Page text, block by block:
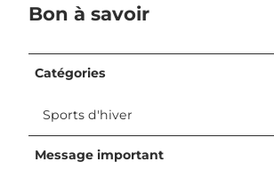
Bon à savoir
Catégories
Sports d'hiver
Message important